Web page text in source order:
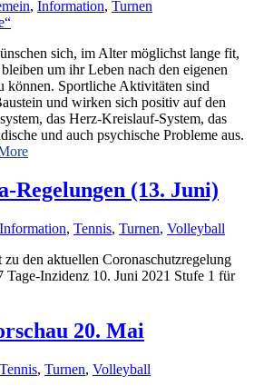
, Information, Turnen
sich, im Alter möglichst lange fit,
um ihr Leben nach den eigenen
können. Sportliche Aktivitäten sind
und wirken sich positiv auf den
das Herz-Kreislauf-System, das
und auch psychische Probleme aus.
Regelungen (13. Juni)
Information, Tennis, Turnen, Volleyball
den aktuellen Coronaschutzregelung
Tage-Inzidenz 10. Juni 2021 Stufe 1 für
20. Mai
Tennis, Turnen, Volleyball